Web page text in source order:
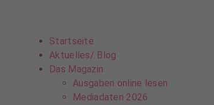
Startseite
Aktuelles/ Blog
Das Magazin
Ausgaben online lesen
Mediadaten 2026